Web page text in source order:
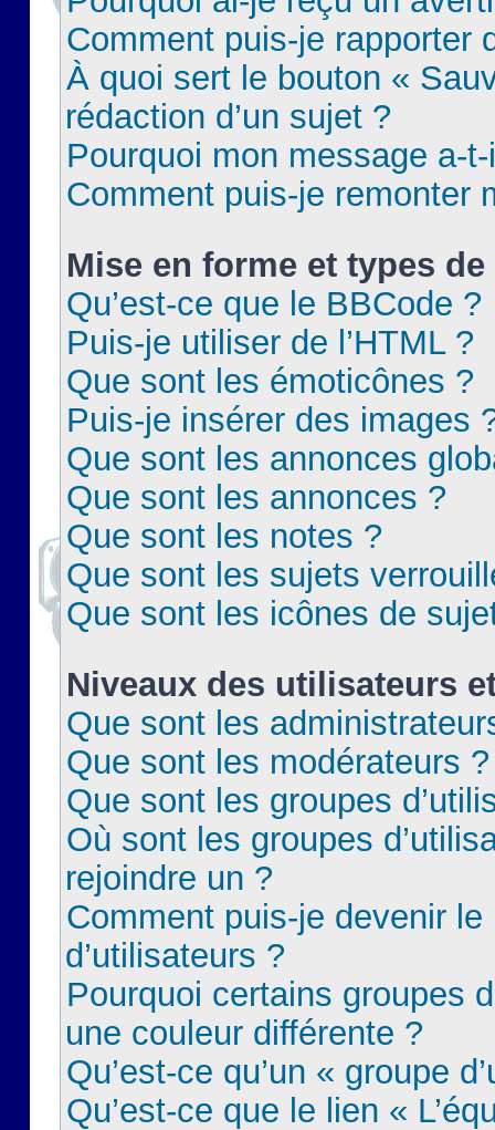
Comment puis-je rapporter
À quoi sert le bouton «
rédaction d’un sujet ?
Pourquoi mon message a-
Comment puis-je remonter
Mise en forme et types
Qu’est-ce que le BBCode ?
Puis-je utiliser de l’HTML ?
Que sont les émoticônes ?
Puis-je insérer des images
Que sont les annonces
Que sont les annonces ?
Que sont les notes ?
Que sont les sujets
Que sont les icônes de
Niveaux des utilisateurs
Que sont les
Que sont les modérateurs ?
Que sont les groupes
Où sont les groupes
rejoindre un ?
Comment puis-je devenir le
d’utilisateurs ?
Pourquoi certains groupes
une couleur différente ?
Qu’est-ce qu’un « groupe
Qu’est-ce que le lien «